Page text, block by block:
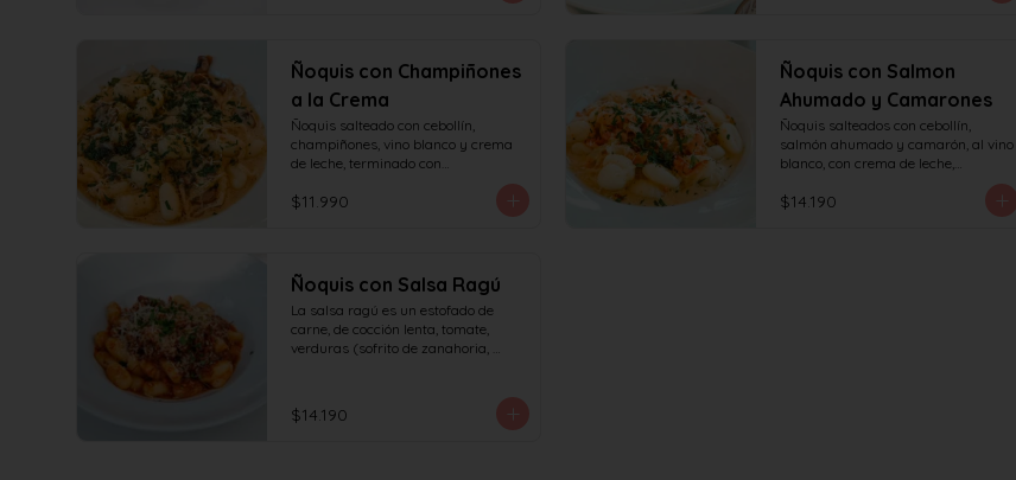
Ñoquis con Champiñones
a la Crema
Ñoquis salteado con cebollín,
champiñones, vino blanco y crema
de leche, terminado con
$11.990
Ñoquis con Salmon
Ahumado y Camarones
Ñoquis salteados con cebollín,
salmón ahumado y camarón, al vino
blanco, con crema de leche,
$14.190
Ñoquis con Salsa Ragú
La salsa ragú es un estofado de
carne, de cocción lenta, tomate,
verduras (sofrito de zanahoria,
$14.190